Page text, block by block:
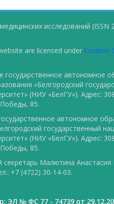
исследований (ISSN
are licensed under Creative
государственное автономное
«Белгородский
(НИУ «БелГУ»). Адрес:
85.
автономное
государственный
(НИУ «БелГУ»). Адрес:
85.
секретарь Малютина
+7 (4722) 30-14-03.
ЭЛ № ФС 77 - 74739 от